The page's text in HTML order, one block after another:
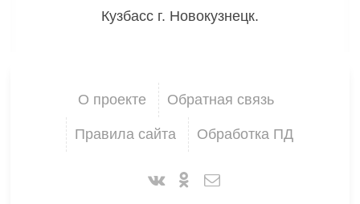
Кузбасс г. Новокузнецк.
О проекте Обратная связь
Правила сайта Обработка ПД